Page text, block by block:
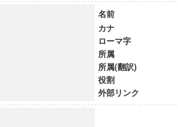
名前
カナ
ローマ字
所属
所属(翻訳)
役割
外部リンク